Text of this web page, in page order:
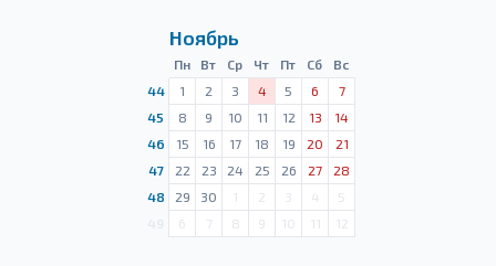
Ноябрь
Пн Вт Ср Чт Пт Сб
Вс
44
1 2 3 4 5 6
7
45
8 9 10 11 12 13
14
46
15 16 17 18 19 20
21
47
22 23 24 25 26 27
28
48
29 30 1 2 3 4
5
6 7 8 9 10 11 12